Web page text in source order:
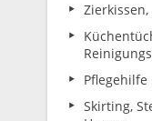
Zierkissen,
Pflegehilfe
Skirting,